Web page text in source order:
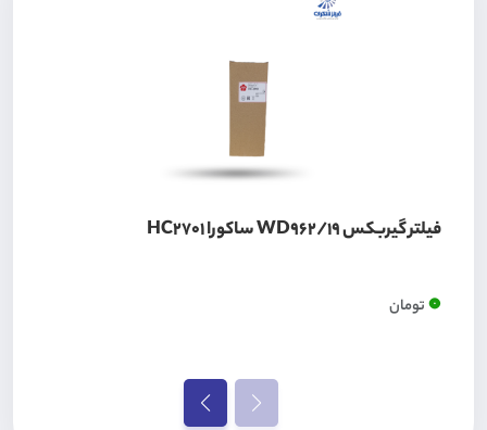
فیلتر گیربکس WD962/19 ساکورا HC2701
0تومان